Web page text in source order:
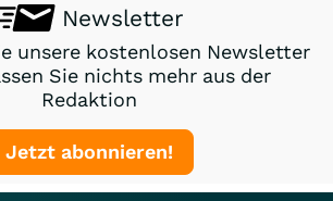
Newsletter
unsere kostenlosen Newsletter
Sie nichts mehr aus der
Redaktion
Jetzt abonnieren!